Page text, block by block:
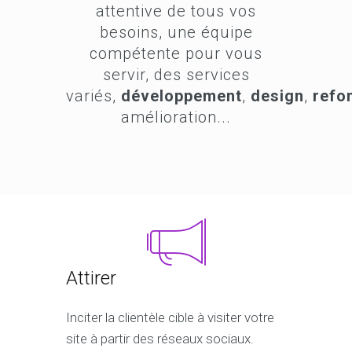
attentive de tous vos
besoins, une équipe
compétente pour vous
servir, des services
variés, développement, design,
amélioration...
Attirer
Inciter la clientèle cible à visiter votre
site à partir des réseaux sociaux.